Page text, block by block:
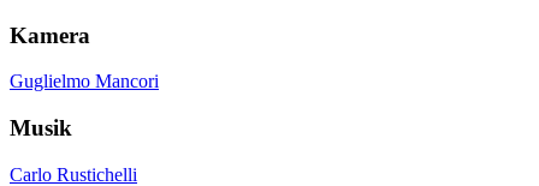
Kamera
Guglielmo Mancori
Musik
Carlo Rustichelli